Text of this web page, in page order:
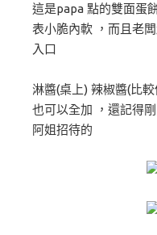
這是papa 點的雙面蛋
表小脆內軟 ，而且老
入口
淋醬(桌上) 辣椒醬(比
也可以全加 ，還記得
阿姐招待的